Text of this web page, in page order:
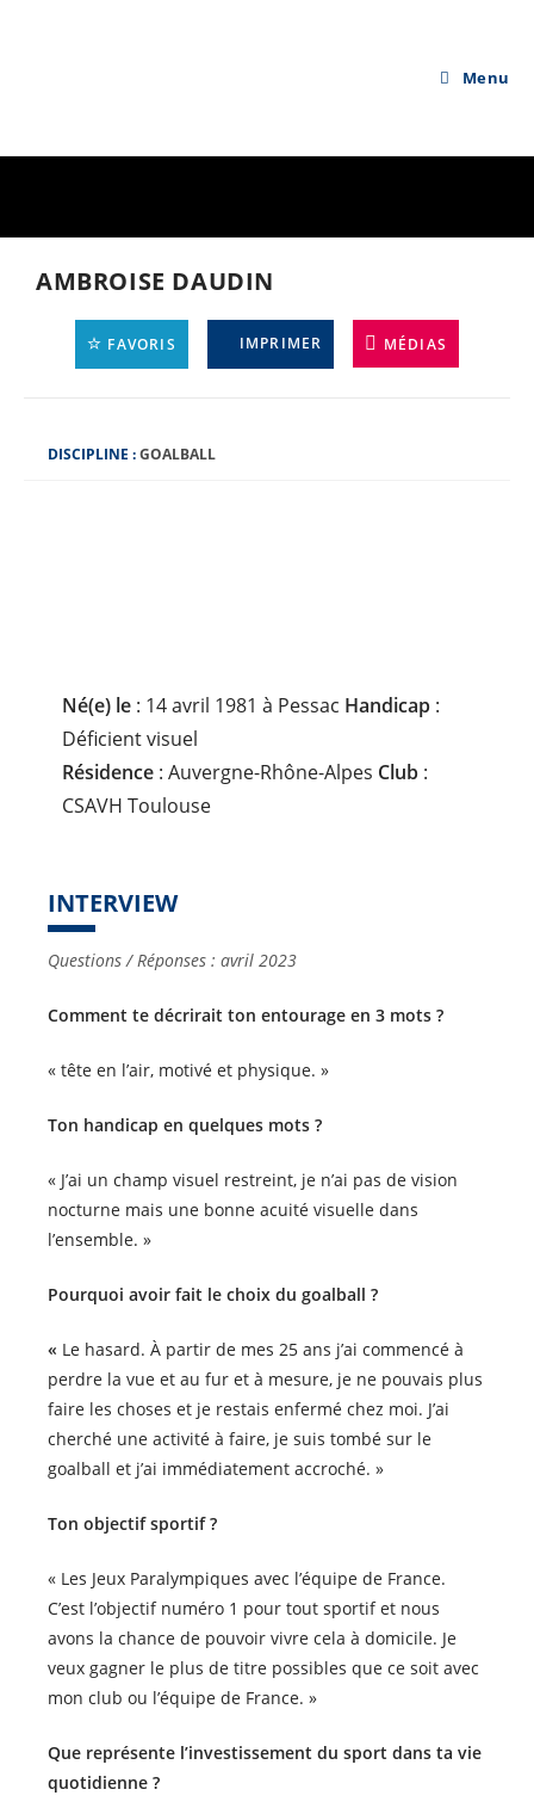
Menu
AMBROISE DAUDIN
FAVORIS IMPRIMER MÉDIAS
D
DISCIPLINE :GOALBALL
Né(e) le : 14 avril 1981 à Pessac Handicap :
Déficient visuel
Résidence : Auvergne-Rhône-Alpes Club :
CSAVH Toulouse
INTERVIEW
Questions / Réponses : avril 2023
Comment te décrirait ton entourage en 3 mots ?
« tête en l’air, motivé et physique. »
Ton handicap en quelques mots ?
« J’ai un champ visuel restreint, je n’ai pas de vision
nocturne mais une bonne acuité visuelle dans
l’ensemble. »
Pourquoi avoir fait le choix du goalball ?
« Le hasard. À partir de mes 25 ans j’ai commencé à
perdre la vue et au fur et à mesure, je ne pouvais plus
faire les choses et je restais enfermé chez moi. J’ai
cherché une activité à faire, je suis tombé sur le
goalball et j’ai immédiatement accroché. »
Ton objectif sportif ?
« Les Jeux Paralympiques avec l’équipe de France.
C’est l’objectif numéro 1 pour tout sportif et nous
avons la chance de pouvoir vivre cela à domicile. Je
veux gagner le plus de titre possibles que ce soit avec
mon club ou l’équipe de France. »
Que représente l’investissement du sport dans ta vie
quotidienne ?